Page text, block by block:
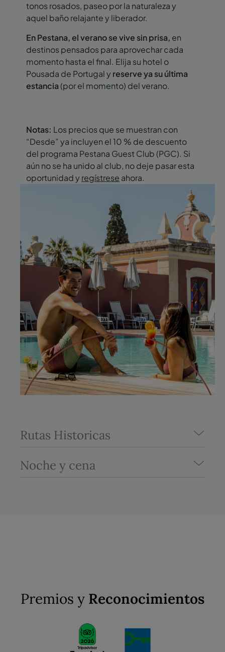
tonos rosados, paseo por la naturaleza y
aquel baño relajante y liberador.
En Pestana, el verano se vive sin prisa, en
destinos pensados para aprovechar cada
momento hasta el final. Elija su hotel o
Pousada de Portugal y reserve ya su última
estancia (por el momento) del verano.
Notas: Los precios que se muestran con
“Desde” ya incluyen el 10 % de descuento
del programa Pestana Guest Club (PGC). Si
aún no se ha unido al club, no deje pasar esta
oportunidad y regístrese ahora.
Rutas Historicas
Noche y cena
Premios y Reconocimientos